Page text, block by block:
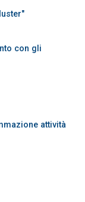
con gli
attività